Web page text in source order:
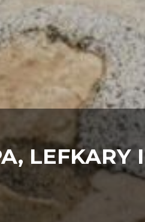
LEFKARY I